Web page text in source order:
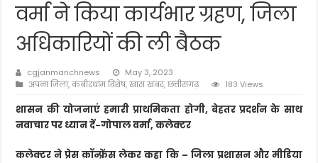
वर्मा ने किया कार्यभार ग्रहण, जिला
अधिकारियों की ली बैठक
cgjanmanchnews
May 3, 2023
अपना जिला,कबीरधाम विशेष,खास खबर,छत्तीसगढ़ 183 Views
शासन की योजनाएं हमारी प्राथमिकता होगी, बेहतर प्रदर्शन के साथ
नवाचार पर ध्यान दें-गोपाल वर्मा, कलेक्टर
कलेक्टर ने प्रेस कॉन्फ्रेंस लेकर कहा कि – जिला प्रशासन और मीडिया